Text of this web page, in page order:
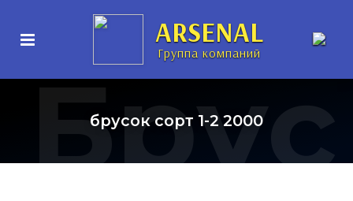
ARSENAL
Группа компаний
Брус
брусок сорт 1-2 2000